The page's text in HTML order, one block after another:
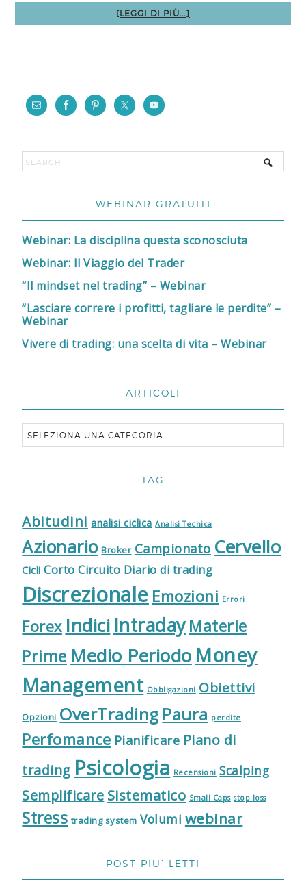
[LEGGI DI PIÙ...]
WEBINAR GRATUITI
Webinar: La disciplina questa sconosciuta
Webinar: Il Viaggio del Trader
“Il mindset nel trading” – Webinar
“Lasciare correre i profitti, tagliare le perdite” –
Webinar
Vivere di trading: una scelta di vita – Webinar
ARTICOLI
TAG
Abitudini analisi ciclica Analisi Tecnica
Azionario Broker Campionato Cervello
Cicli Corto Circuito Diario di trading
Discrezionale Emozioni Errori
Forex Indici IntradayMaterie
Prime Medio Periodo Money
Management Obbligazioni Obiettivi
Opzioni OverTrading Paura perdite
Perfomance Pianificare Piano di
trading Psicologia Recensioni Scalping
Semplificare Sistematico Small Caps stop loss
Stress trading system Volumi webinar
POST PIU’ LETTI